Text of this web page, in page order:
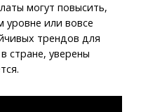
могут повысить,
уровне или вовсе
трендов для
стране, уверены